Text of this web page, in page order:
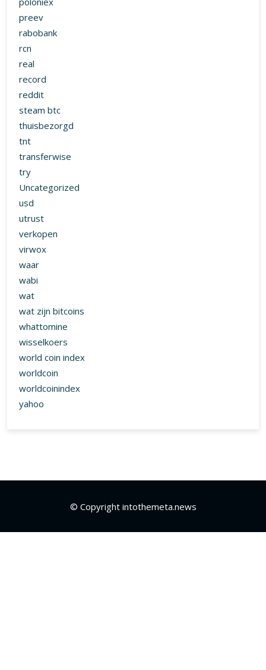
thuisbezorgd
tnt
transferwise
try
Uncategorized
usd
utrust
verkopen
virwox
waar
wabi
wat
wat zijn bitcoins
whattomine
wisselkoers
world coin index
worldcoin
worldcoinindex
yahoo
© Copyright intothemeta.news